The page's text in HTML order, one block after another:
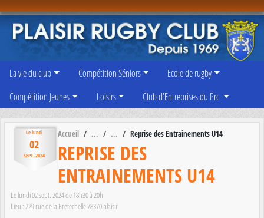
La vie du club Compétition Séniors
Ecole de rugby
Compétition Jeunes
Loisirs Club d'Entreprises du Prc
Lelundi
02
SEPT.2024
Accueil Reprise des Entrainements U14
REPRISE DES
ENTRAINEMENTS U14
Lelundi02sept. 2024de 18h30 à 20h
Lieu : 229 rue de la Bretechelle78370plaisir
Panneau de gestion des cookies